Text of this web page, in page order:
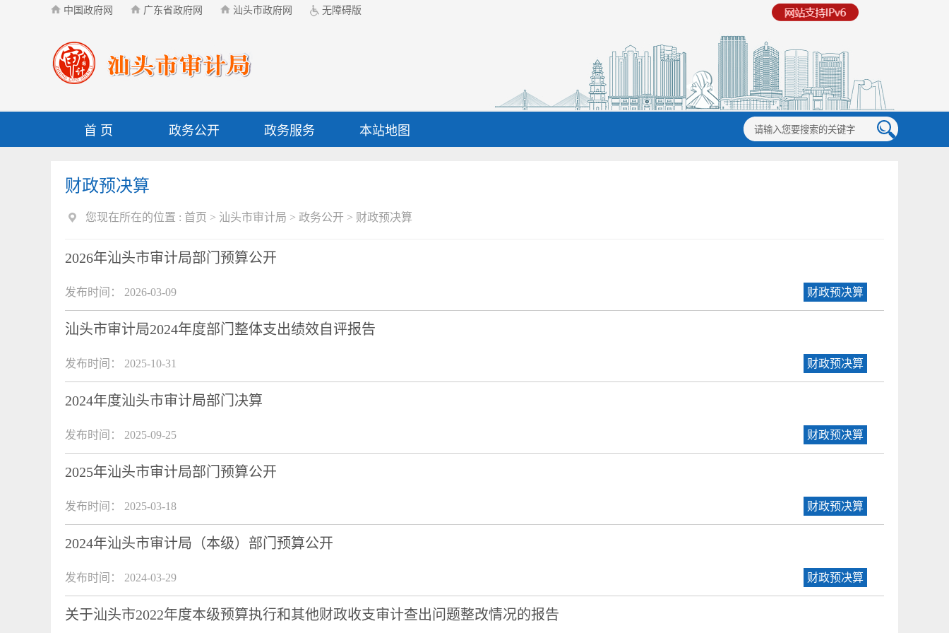
中国政府网 广东省政府网 汕头市政府网 无障碍版
首 页 政务公开 政务服务 本站地图
财政预决算
您现在所在的位置 : 首页 > 汕头市审计局 > 政务公开 > 财政预决算
2026年汕头市审计局部门预算公开
发布时间： 2026-03-09 财政预决算
汕头市审计局2024年度部门整体支出绩效自评报告
发布时间： 2025-10-31 财政预决算
2024年度汕头市审计局部门决算
发布时间： 2025-09-25 财政预决算
2025年汕头市审计局部门预算公开
发布时间： 2025-03-18 财政预决算
2024年汕头市审计局（本级）部门预算公开
发布时间： 2024-03-29 财政预决算
关于汕头市2022年度本级预算执行和其他财政收支审计查出问题整改情况的报告